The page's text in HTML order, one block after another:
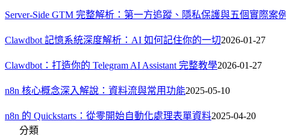
Server-Side GTM 完整解析：第一方追蹤、隱私保護與五個實際案例
Clawdbot 記憶系統深度解析：AI 如何記住你的一切2026-01-27
Clawdbot：打造你的 Telegram AI Assistant 完整教學2026-01-27
n8n 核心概念深入解說：資料流與常用功能2025-05-10
n8n 的 Quickstarts：從零開始自動化處理表單資料2025-04-20
分類